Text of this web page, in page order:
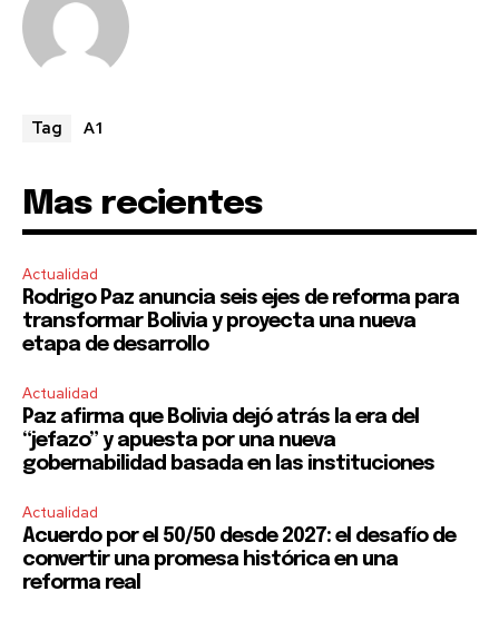
I've read and accept the
Tag A1
Mas recientes
Actualidad
Rodrigo Paz anuncia seis ejes de reforma para
transformar Bolivia y proyecta una nueva
etapa de desarrollo
Actualidad
Paz afirma que Bolivia dejó atrás la era del
“jefazo” y apuesta por una nueva
gobernabilidad basada en las instituciones
Actualidad
Acuerdo por el 50/50 desde 2027: el desafío de
convertir una promesa histórica en una
reforma real